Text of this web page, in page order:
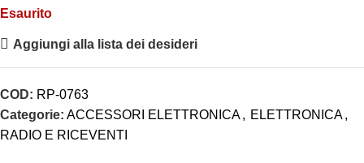
Esaurito
Aggiungi alla lista dei desideri
COD: RP-0763
Categorie: ACCESSORI ELETTRONICA, ELETTRONICA,
RADIO E RICEVENTI